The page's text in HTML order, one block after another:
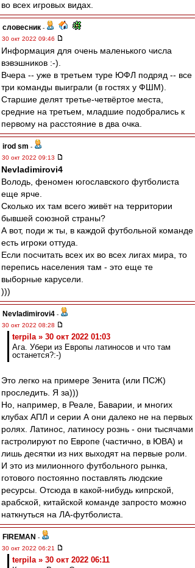
во всех игровых видах.
словесник -
30 окт 2022 09:46
Информация для очень маленького числа
вэвэшников :-).
Вчера -- уже в третьем туре ЮФЛ подряд -- все
три команды выиграли (в гостях у ФШМ).
Старшие делят третье-четвёртое места,
средние на третьем, младшие подобрались к
первому на расстояние в два очка.
irod sm -
30 окт 2022 09:13
Nevladimirovi4
Володь, феномен югославского футболиста
еще ярче.
Сколько их там всего живёт на территории
бывшей союзной страны?
А вот, поди ж ты, в каждой футбольной команде
есть игроки оттуда.
Если посчитать всех их во всех лигах мира, то
перепись населения там - это еще те
выборные карусели.
)))
Nevladimirovi4 -
30 окт 2022 08:28
terpila » 30 окт 2022 01:03
Ага. Убери из Европы латиносов и что там
останется?:-)
Это легко на примере Зенита (или ПСЖ)
проследить. Я за)))
Но, например, в Реале, Баварии, и многих
клубах АПЛ и серии А они далеко не на первых
ролях. Латинос, латиносу рознь - они тысячами
гастролируют по Европе (частично, в ЮВА) и
лишь десятки из них выходят на первые роли.
И это из милионного футбольного рынка,
готового постоянно поставлять людские
ресурсы. Отсюда в какой-нибудь кипрской,
арабской, китайской команде запросто можно
наткнуться на ЛА-футболиста.
FIREMAN -
30 окт 2022 06:21
terpila » 30 окт 2022 06:11